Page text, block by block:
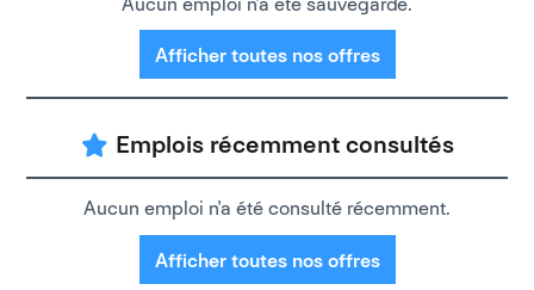
Afficher toutes nos offres
Emplois récemment consultés
Aucun emploi n'a été consulté récemment.
Afficher toutes nos offres